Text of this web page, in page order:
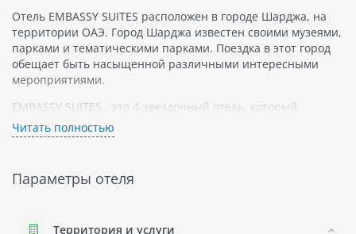
Отель EMBASSY SUITES расположен в городе Шарджа, на
территории ОАЭ. Город Шарджа известен своими музеями,
парками и тематическими парками. Поездка в этот город
обещает быть насыщенной различными интересными
мероприятиями.
EMBASSY SUITES - это 4-звездочный отель, который
предлагает своим постояльцам роскошные номера и
прекрасный сервис. В отеле есть спортивный зал, бассейн
Номера отеля EMBASSY SUITES оснащены кондиционером,
Читать полностью
Параметры отеля
Территория и услуги